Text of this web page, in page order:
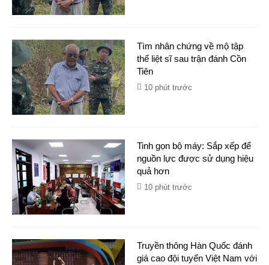
Tìm nhân chứng về mộ tập
thể liệt sĩ sau trận đánh Cồn
Tiên
10 phút trước
Tinh gọn bộ máy: Sắp xếp để
nguồn lực được sử dụng hiệu
quả hơn
10 phút trước
Truyền thông Hàn Quốc đánh
giá cao đội tuyển Việt Nam với